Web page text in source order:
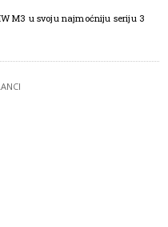
M3 u svoju najmoćniju seriju 3